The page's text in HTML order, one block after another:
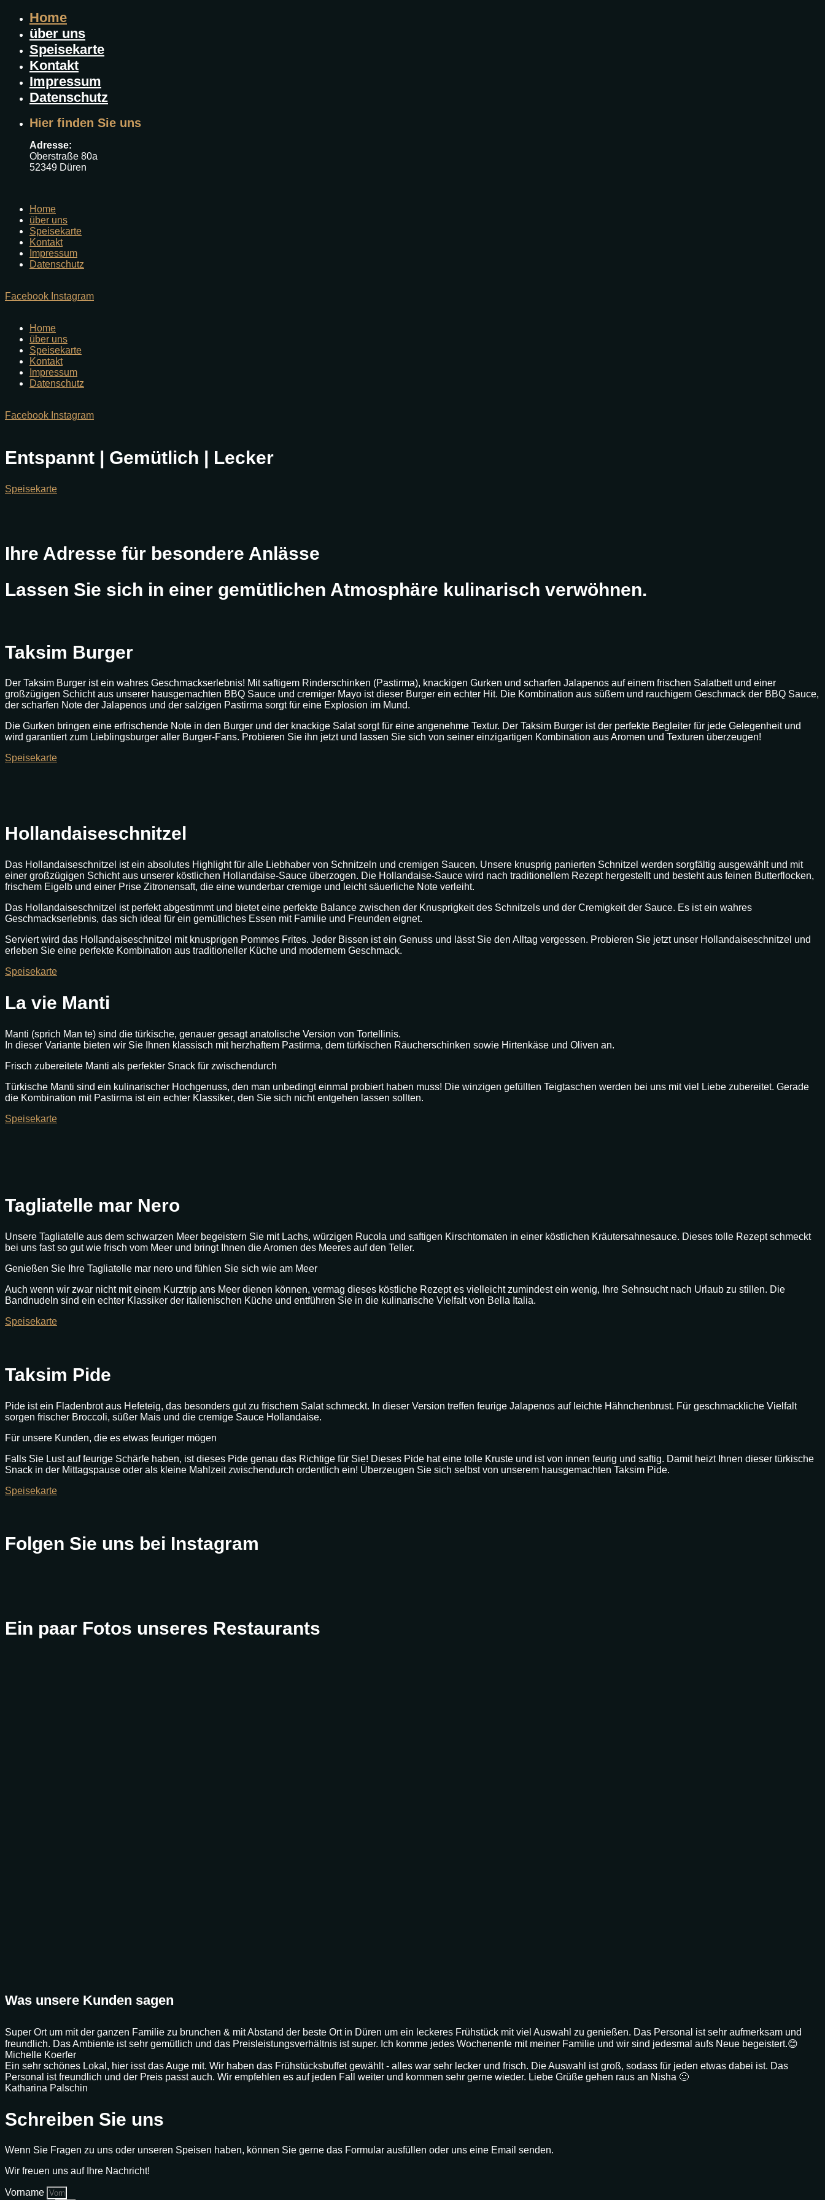
Home
über uns
Speisekarte
Kontakt
Impressum
Datenschutz
Hier finden Sie uns
Adresse:
Oberstraße 80a
52349 Düren
Home
über uns
Speisekarte
Kontakt
Impressum
Datenschutz
Facebook Instagram
Home
über uns
Speisekarte
Kontakt
Impressum
Datenschutz
Facebook Instagram
Entspannt | Gemütlich | Lecker
Speisekarte
Ihre Adresse für besondere Anlässe
Lassen Sie sich in einer gemütlichen Atmosphäre kulinarisch verwöhnen.
Taksim Burger
Der Taksim Burger ist ein wahres Geschmackserlebnis! Mit saftigem Rinderschinken (Pastirma), knackigen Gurken und scharfen Jalapenos auf einem frischen Salatbett und einer
großzügigen Schicht aus unserer hausgemachten BBQ Sauce und cremiger Mayo ist dieser Burger ein echter Hit. Die Kombination aus süßem und rauchigem Geschmack der BBQ Sauce,
der scharfen Note der Jalapenos und der salzigen Pastirma sorgt für eine Explosion im Mund.
Die Gurken bringen eine erfrischende Note in den Burger und der knackige Salat sorgt für eine angenehme Textur. Der Taksim Burger ist der perfekte Begleiter für jede Gelegenheit und
wird garantiert zum Lieblingsburger aller Burger-Fans. Probieren Sie ihn jetzt und lassen Sie sich von seiner einzigartigen Kombination aus Aromen und Texturen überzeugen!
Speisekarte
Hollandaiseschnitzel
Das Hollandaiseschnitzel ist ein absolutes Highlight für alle Liebhaber von Schnitzeln und cremigen Saucen. Unsere knusprig panierten Schnitzel werden sorgfältig ausgewählt und mit
einer großzügigen Schicht aus unserer köstlichen Hollandaise-Sauce überzogen. Die Hollandaise-Sauce wird nach traditionellem Rezept hergestellt und besteht aus feinen Butterflocken,
frischem Eigelb und einer Prise Zitronensaft, die eine wunderbar cremige und leicht säuerliche Note verleiht.
Das Hollandaiseschnitzel ist perfekt abgestimmt und bietet eine perfekte Balance zwischen der Knusprigkeit des Schnitzels und der Cremigkeit der Sauce. Es ist ein wahres
Geschmackserlebnis, das sich ideal für ein gemütliches Essen mit Familie und Freunden eignet.
Serviert wird das Hollandaiseschnitzel mit knusprigen Pommes Frites. Jeder Bissen ist ein Genuss und lässt Sie den Alltag vergessen. Probieren Sie jetzt unser Hollandaiseschnitzel und
erleben Sie eine perfekte Kombination aus traditioneller Küche und modernem Geschmack.
Speisekarte
La vie Manti
Manti (sprich Man te) sind die türkische, genauer gesagt anatolische Version von Tortellinis.
In dieser Variante bieten wir Sie Ihnen klassisch mit herzhaftem Pastirma, dem türkischen Räucherschinken sowie Hirtenkäse und Oliven an.
Frisch zubereitete Manti als perfekter Snack für zwischendurch
Türkische Manti sind ein kulinarischer Hochgenuss, den man unbedingt einmal probiert haben muss! Die winzigen gefüllten Teigtaschen werden bei uns mit viel Liebe zubereitet. Gerade
die Kombination mit Pastirma ist ein echter Klassiker, den Sie sich nicht entgehen lassen sollten.
Speisekarte
Tagliatelle mar Nero
Unsere Tagliatelle aus dem schwarzen Meer begeistern Sie mit Lachs, würzigen Rucola und saftigen Kirschtomaten in einer köstlichen Kräutersahnesauce. Dieses tolle Rezept schmeckt
bei uns fast so gut wie frisch vom Meer und bringt Ihnen die Aromen des Meeres auf den Teller.
Genießen Sie Ihre Tagliatelle mar nero und fühlen Sie sich wie am Meer
Auch wenn wir zwar nicht mit einem Kurztrip ans Meer dienen können, vermag dieses köstliche Rezept es vielleicht zumindest ein wenig, Ihre Sehnsucht nach Urlaub zu stillen. Die
Bandnudeln sind ein echter Klassiker der italienischen Küche und entführen Sie in die kulinarische Vielfalt von Bella Italia.
Speisekarte
Taksim Pide
Pide ist ein Fladenbrot aus Hefeteig, das besonders gut zu frischem Salat schmeckt. In dieser Version treffen feurige Jalapenos auf leichte Hähnchenbrust. Für geschmackliche Vielfalt
sorgen frischer Broccoli, süßer Mais und die cremige Sauce Hollandaise.
Für unsere Kunden, die es etwas feuriger mögen
Falls Sie Lust auf feurige Schärfe haben, ist dieses Pide genau das Richtige für Sie! Dieses Pide hat eine tolle Kruste und ist von innen feurig und saftig. Damit heizt Ihnen dieser türkische
Snack in der Mittagspause oder als kleine Mahlzeit zwischendurch ordentlich ein! Überzeugen Sie sich selbst von unserem hausgemachten Taksim Pide.
Speisekarte
Folgen Sie uns bei Instagram
Ein paar Fotos unseres Restaurants
Was unsere Kunden sagen
Super Ort um mit der ganzen Familie zu brunchen & mit Abstand der beste Ort in Düren um ein leckeres Frühstück mit viel Auswahl zu genießen. Das Personal ist sehr aufmerksam und
freundlich. Das Ambiente ist sehr gemütlich und das Preisleistungsverhältnis ist super. Ich komme jedes Wochenenfe mit meiner Familie und wir sind jedesmal aufs Neue begeistert.😊
Michelle Koerfer
Ein sehr schönes Lokal, hier isst das Auge mit. Wir haben das Frühstücksbuffet gewählt - alles war sehr lecker und frisch. Die Auswahl ist groß, sodass für jeden etwas dabei ist. Das
Personal ist freundlich und der Preis passt auch. Wir empfehlen es auf jeden Fall weiter und kommen sehr gerne wieder. Liebe Grüße gehen raus an Nisha 🙂
Katharina Palschin
Schreiben Sie uns
Wenn Sie Fragen zu uns oder unseren Speisen haben, können Sie gerne das Formular ausfüllen oder uns eine Email senden.
Wir freuen uns auf Ihre Nachricht!
Vorname